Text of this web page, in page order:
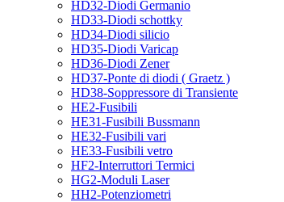
HD32-Diodi Germanio
HD33-Diodi schottky
HD34-Diodi silicio
HD35-Diodi Varicap
HD36-Diodi Zener
HD37-Ponte di diodi ( Graetz )
HD38-Soppressore di Transiente
HE2-Fusibili
HE31-Fusibili Bussmann
HE32-Fusibili vari
HE33-Fusibili vetro
HF2-Interruttori Termici
HG2-Moduli Laser
HH2-Potenziometri